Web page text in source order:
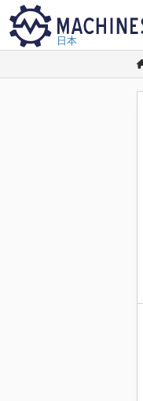
日本